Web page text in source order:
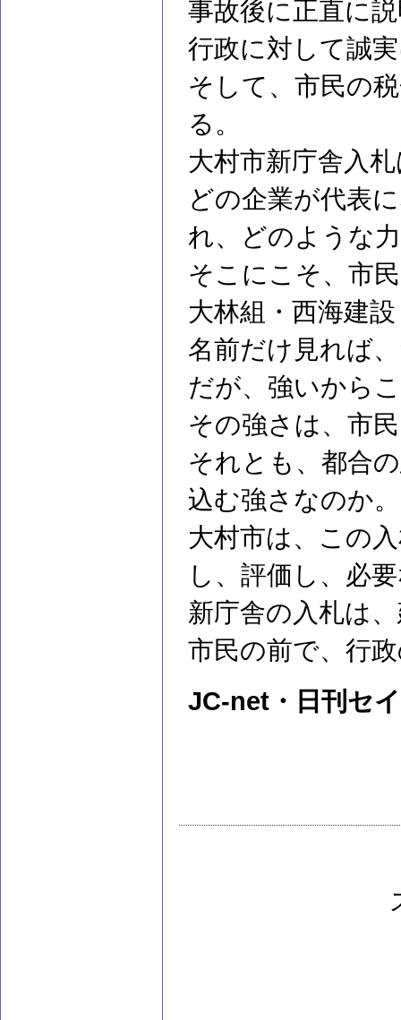
事故後に正直に
行政に対して誠
そして、市民の
る。
大村市新庁舎入
どの企業が代表
れ、どのような
そこにこそ、市
大林組・西海建
名前だけ見れば
だが、強いから
その強さは、市
それとも、都合
込む強さなのか。
大村市は、この
し、評価し、必
新庁舎の入札は
市民の前で、行
JC-net・日刊セ